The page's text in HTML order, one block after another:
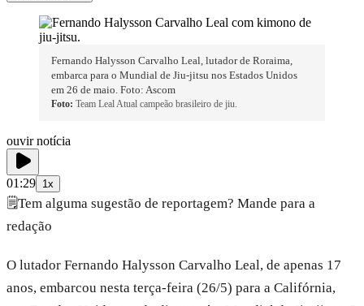
Fernando Halysson Carvalho Leal, lutador de Roraima,
embarca para o Mundial de Jiu-jitsu nos Estados Unidos
em 26 de maio. Foto: Ascom
Foto: Team Leal Atual campeão brasileiro de jiu.
ouvir notícia
01:29 1x
🗒️Tem alguma sugestão de reportagem? Mande para a
redação
O lutador Fernando Halysson Carvalho Leal, de apenas 17
anos, embarcou nesta terça-feira (26/5) para a Califórnia,